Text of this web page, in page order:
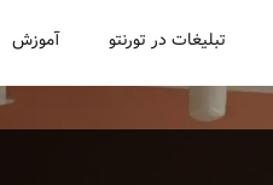
تبلیغات در تورنتو آموزش